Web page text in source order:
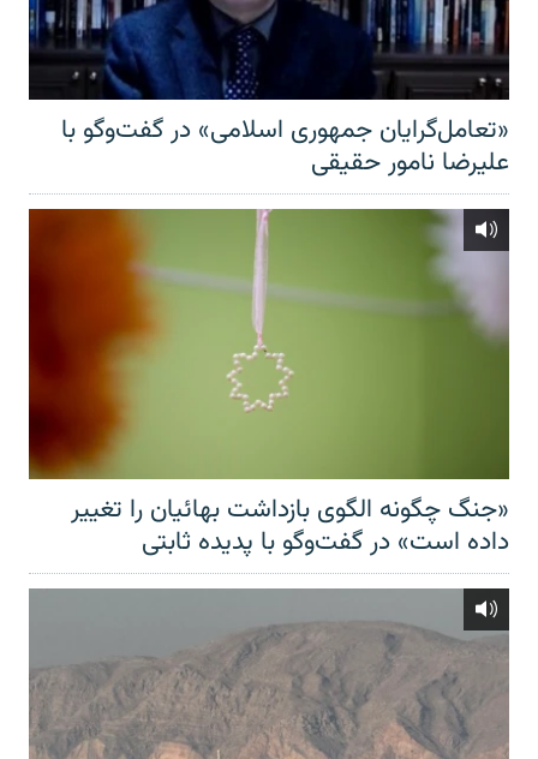
«تعامل‌گرایان جمهوری اسلامی» در گفت‌وگو با
علیرضا نامور حقیقی
«جنگ چگونه الگوی بازداشت بهائیان را تغییر
داده است» در گفت‌وگو با پدیده ثابتی